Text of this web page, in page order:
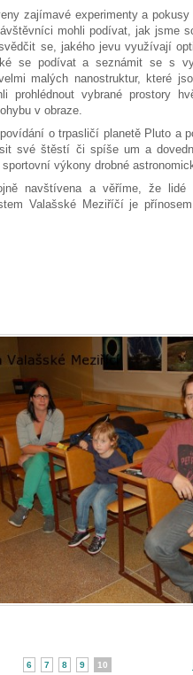
zajímavé experimenty a
mohli podívat, jak jsme
se, jakého jevu využívají
se podívat a seznámit se s
malých nanostruktur, které
prohlédnout vybrané prostory
v obraze.
o trpasličí planetě Pluto a
své štěstí či spíše um a
výkony drobné
navštívena a věříme, že
Valašské Meziříčí je
6 7 8 9 10